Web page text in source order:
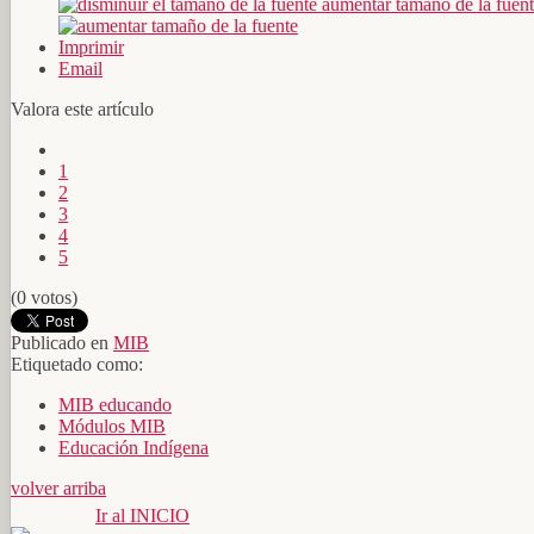
Imprimir
Email
Valora este artículo
1
2
3
4
5
(0 votos)
Publicado en MIB
Etiquetado como:
MIB educando
Módulos MIB
Educación Indígena
volver arriba
Ir al INICIO